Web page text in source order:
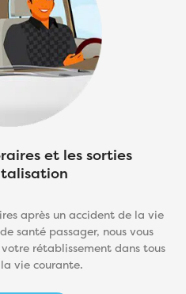
et les sorties
après un accident de la vie
santé passager, nous vous
rétablissement dans tous
vie courante.